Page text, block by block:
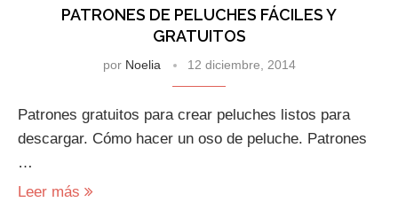
PATRONES DE PELUCHES FÁCILES Y
GRATUITOS
por Noelia 12 diciembre, 2014
Patrones gratuitos para crear peluches listos para
descargar. Cómo hacer un oso de peluche. Patrones
…
Leer más